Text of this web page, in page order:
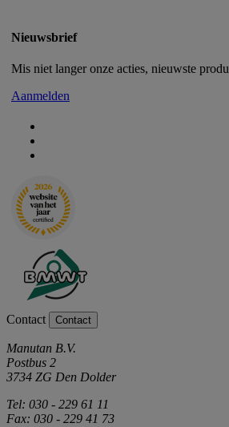
Nieuwsbrief
Mis niet langer onze acties, nieuwste
Aanmelden
Contact Contact
Manutan B.V.
Postbus 2
3734 ZG Den Dolder
Tel: 030 - 229 61 11
Fax: 030 - 229 41 73